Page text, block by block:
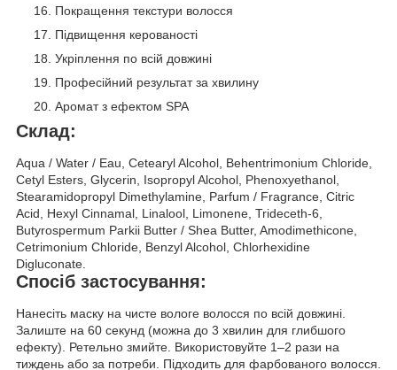
Покращення текстури волосся
Підвищення керованості
Укріплення по всій довжині
Професійний результат за хвилину
Аромат з ефектом SPA
Склад:
Aqua / Water / Eau, Cetearyl Alcohol, Behentrimonium Chloride,
Cetyl Esters, Glycerin, Isopropyl Alcohol, Phenoxyethanol,
Stearamidopropyl Dimethylamine, Parfum / Fragrance, Citric
Acid, Hexyl Cinnamal, Linalool, Limonene, Trideceth-6,
Butyrospermum Parkii Butter / Shea Butter, Amodimethicone,
Cetrimonium Chloride, Benzyl Alcohol, Chlorhexidine
Digluconate.
Спосіб застосування:
Нанесіть маску на чисте вологе волосся по всій довжині.
Залиште на 60 секунд (можна до 3 хвилин для глибшого
ефекту). Ретельно змийте. Використовуйте 1–2 рази на
тиждень або за потреби. Підходить для фарбованого волосся.